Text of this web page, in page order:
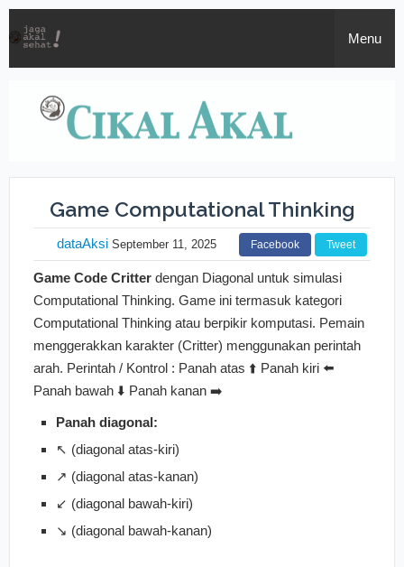
Menu
Edukasi
Politik
Cinta
Apa aja
Coretan
Tips
Inspirasi
Filsafat
Daftar Isi
Game Computational Thinking
dataAksi September 11, 2025 Facebook Tweet
Game Code Critter dengan Diagonal untuk simulasi
Computational Thinking. Game ini termasuk kategori
Computational Thinking atau berpikir komputasi. Pemain
menggerakkan karakter (Critter) menggunakan perintah
arah. Perintah / Kontrol : Panah atas ⬆️ Panah kiri ⬅️
Panah bawah ⬇️ Panah kanan ➡️
Panah diagonal:
↖️ (diagonal atas-kiri)
↗️ (diagonal atas-kanan)
↙️ (diagonal bawah-kiri)
↘️ (diagonal bawah-kanan)